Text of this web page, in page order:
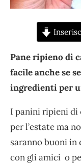
Pane ripieno di
facile anche se
ingredienti per
I panini ripieni di
per l’estate ma
saranno buoni in
con gli amici o